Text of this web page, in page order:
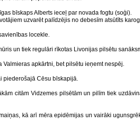
bīskaps Alberts ieceļ par novada fogtu (soģi).
uzvarēt palīdzējis no debesīm atsūtīts
locekle.
un tiek regulāri rīkotas Livonijas pilsētu
apkārtni, bet pilsētu ieņemt nespēj.
piederošajā Cēsu bīskapijā.
citām Vidzemes pilsētām un pilīm tiek
kā arī mēra epidēmijas un vairāki